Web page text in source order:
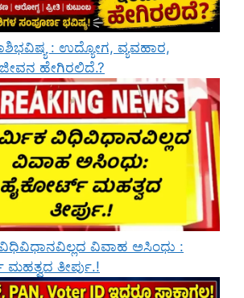
: ಉದ್ಯೋಗ, ವ್ಯವಹಾರ,
ಹೇಗಿರಲಿದೆ.?
ವಿವಾಹ ಅಸಿಂಧು :
ತೀರ್ಪು.!